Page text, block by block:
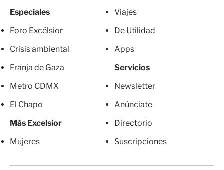
Especiales
Foro Excélsior
Crisis ambiental
Franja de Gaza
Metro CDMX
El Chapo
Más Excelsior
Mujeres
Viajes
De Utilidad
Apps
Servicios
Newsletter
Anúnciate
Directorio
Suscripciones